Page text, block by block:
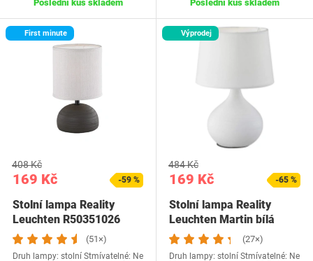
Poslední kus skladem Poslední kus skladem
First minute
169 Kč
408 Kč
-59 %
Stolní lampa Reality
Leuchten R50351026
(51×)
Druh lampy: stolní Stmívatelné: Ne
Výprodej
169 Kč
484 Kč
-65 %
Stolní lampa Reality
Leuchten Martin bílá
(27×)
Druh lampy: stolní Stmívatelné: Ne